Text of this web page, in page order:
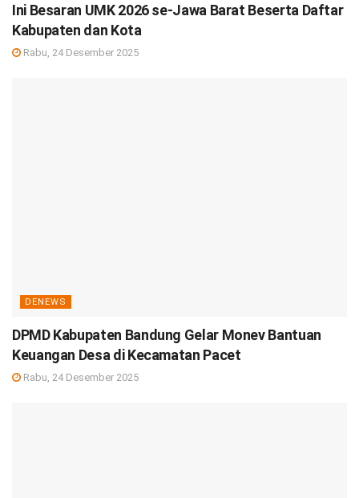
Ini Besaran UMK 2026 se-Jawa Barat Beserta Daftar
Kabupaten dan Kota
Rabu, 24 Desember 2025
DENEWS
DPMD Kabupaten Bandung Gelar Monev Bantuan
Keuangan Desa di Kecamatan Pacet
Rabu, 24 Desember 2025